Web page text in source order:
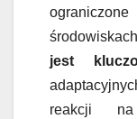
jest
reakcji